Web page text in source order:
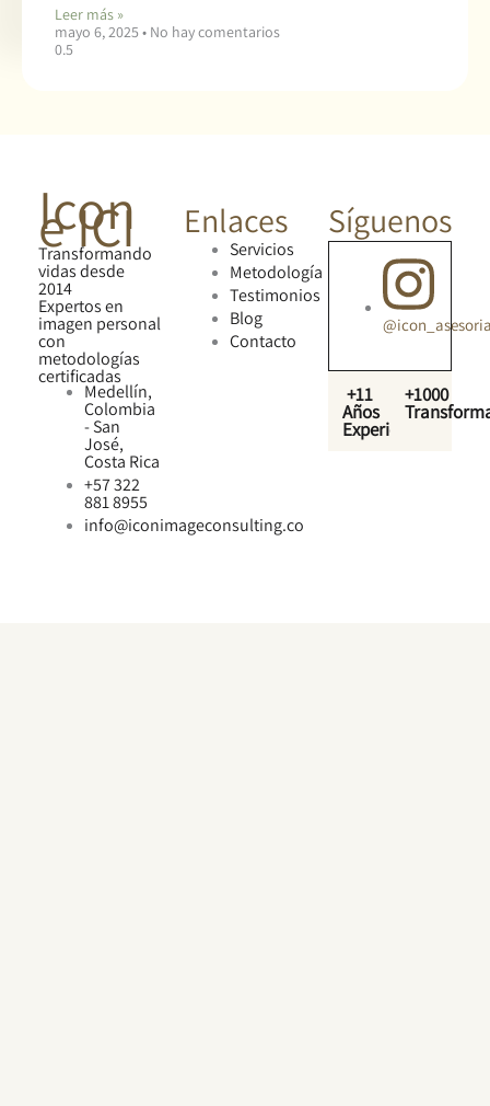
Leer más »
mayo 6, 2025
No hay comentarios
Icon
e ICI
Transformando
vidas desde
2014
Expertos en
imagen personal
con
metodologías
certificadas
Medellín,
Colombia
- San
José,
Costa Rica
+57 322
881 8955
info@iconimageconsulting.co
Enlaces
Servicios
Metodología
Testimonios
Blog
Contacto
Síguenos
+11
Años
Experiencia
+1000